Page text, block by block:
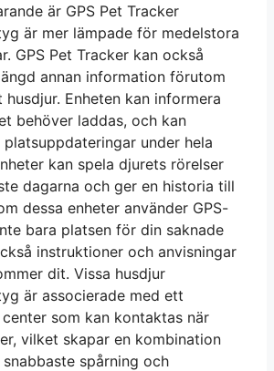
är GPS Pet Tracker
är mer lämpade för medelstora
GPS Pet Tracker kan också
annan information förutom
Enheten kan informera
behöver laddas, och kan
under hela
kan spela djurets rörelser
dagarna och ger en historia till
dessa enheter använder GPS-
bara platsen för din saknade
instruktioner och anvisningar
dit. Vissa husdjur
är associerade med ett
som kan kontaktas när
vilket skapar en kombination
spårning och